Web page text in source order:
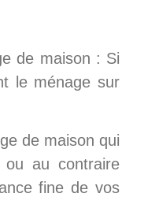
de maison : Si
le ménage sur
de maison qui
ou au contraire
fine de vos